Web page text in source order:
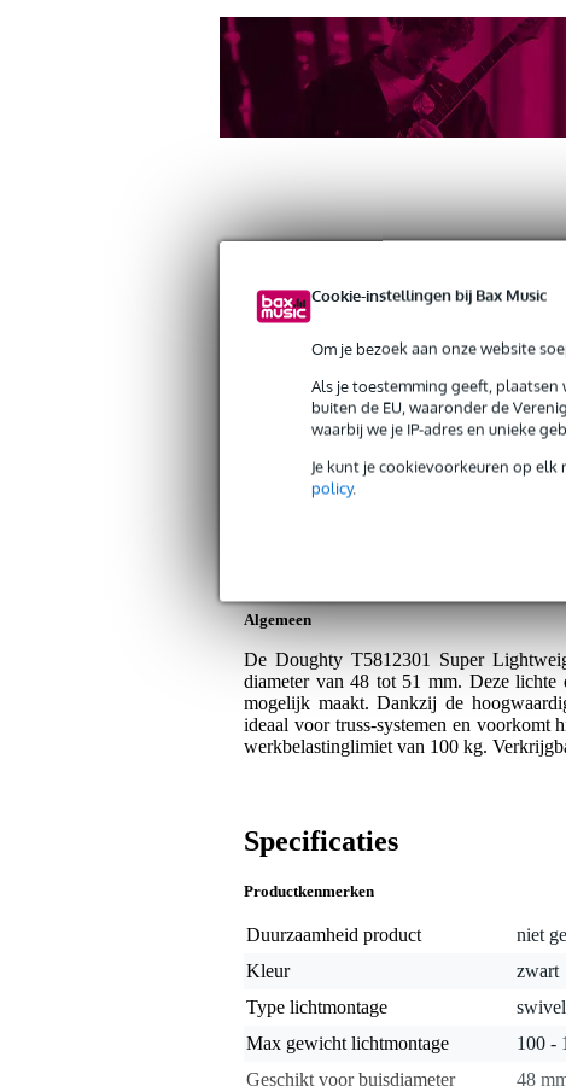
Cookie-instellingen bij Bax Music
Om je bezoek aan onze website
Als je toestemming geeft, plaatsen
buiten de EU, waaronder de
waarbij we je IP-adres en unieke
Je kunt je cookievoorkeuren op
policy.
Doughty T5812301 Super Lightweight
Servicebelofte
Bax Music Garantie : Op dit product krijg je
Op dit product krijg je 3 jaar Bax Music Garantie.
Plus- en minpunten
Algemeen
De Doughty T5812301 Super
diameter van 48 tot 51 mm. Deze lichte
mogelijk maakt. Dankzij de
ideaal voor truss-systemen en voorkomt
werkbelastinglimiet van 100 kg.
Specificaties
Productkenmerken
Duurzaamheid product
niet
Kleur
zwart
Type lichtmontage
Max gewicht lichtmontage
100 -
Geschikt voor buisdiameter
48